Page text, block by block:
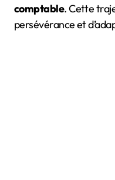
comptable. Cette
persévérance et